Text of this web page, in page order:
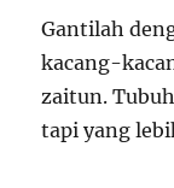
Gantilah
kacang-
zaitun.
tapi yang